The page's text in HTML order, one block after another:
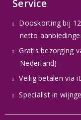
Service
Dooskorting bij
netto
Gratis bezorging
Nederland)
Veilig betalen via
Specialist in